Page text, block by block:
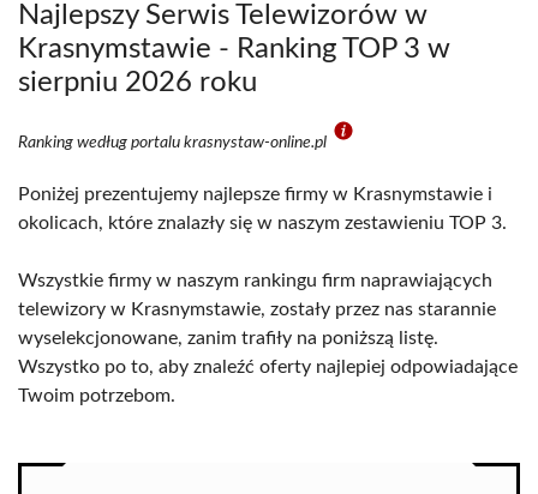
Najlepszy Serwis Telewizorów w
Krasnymstawie - Ranking TOP 3 w
sierpniu 2026 roku
Ranking według portalu krasnystaw-online.pl
Poniżej prezentujemy najlepsze firmy w Krasnymstawie i
okolicach, które znalazły się w naszym zestawieniu TOP 3.
Wszystkie firmy w naszym rankingu firm naprawiających
telewizory w Krasnymstawie, zostały przez nas starannie
wyselekcjonowane, zanim trafiły na poniższą listę.
Wszystko po to, aby znaleźć oferty najlepiej odpowiadające
Twoim potrzebom.